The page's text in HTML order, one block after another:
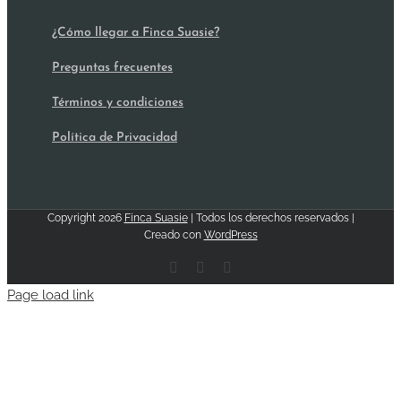
¿Cómo llegar a Finca Suasie?
Preguntas frecuentes
Términos y condiciones
Política de Privacidad
Copyright 2026 Finca Suasie| Todos los derechos reservados |
Creado con WordPress
Facebook
Email
Page load link